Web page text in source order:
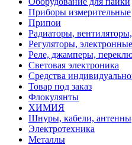
Приборы измерительные
Припои
Радиаторы,
Регуляторы,
Реле, джамперы,
Световая электроника
Средства
Товар под заказ
Флокулянты
ХИМИЯ
Шнуры, кабели, антенны
Электротехника
Металлы